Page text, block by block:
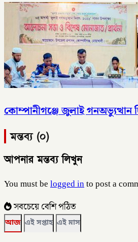
কোম্পানীগঞ্জে জুলাই
মন্তব্য (০)
আপনার মন্তব্য লিখুন
You must belogged into post a
সবচেয়ে বেশি পঠিত
আজ এই সপ্তাহ এই মাস